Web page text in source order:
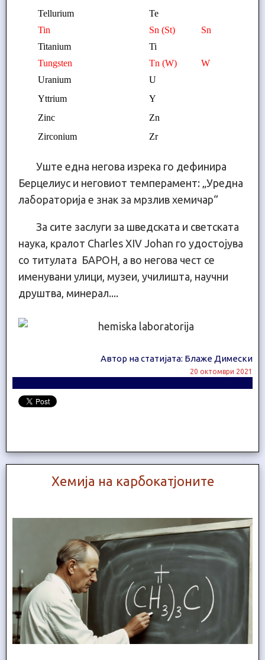
Tellurium
Te
Tin
Sn (St)
Sn
Titanium
Ti
Tungsten
Tn (W)
W
Uranium
U
Yttrium
Y
Zinc
Zn
Zirconium
Zr
Уште една негова изрека го дефинира
Берцелиус и неговиот темперамент: „Уредна
лабораторија е знак за мрзлив хемичар“
За сите заслуги за шведската и светската
наука, кралот Charles XIV Johаn го удостојува
со титулата БАРОН, а во негова чест се
именувани улици, музеи, училишта, научни
друштва, минерал....
Автор на статијата: Блаже Димески
20 октомври 2021
Хемија на карбокатјоните